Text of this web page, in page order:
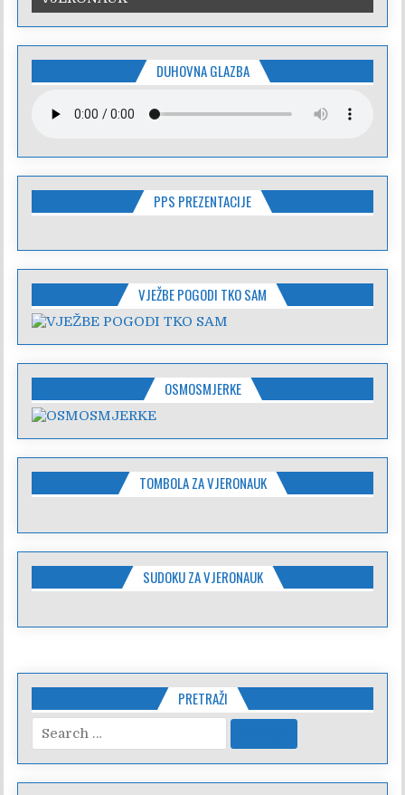
DUHOVNA GLAZBA
PPS PREZENTACIJE
VJEŽBE POGODI TKO SAM
OSMOSMJERKE
TOMBOLA ZA VJERONAUK
SUDOKU ZA VJERONAUK
PRETRAŽI
Search
for: